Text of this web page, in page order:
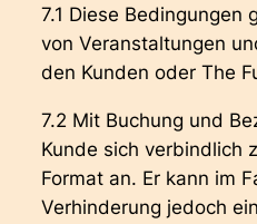
7.1 Diese Bedingungen
von Veranstaltungen
den Kunden oder The
7.2 Mit Buchung und
Kunde sich verbindlich
Format an. Er kann im
Verhinderung jedoch